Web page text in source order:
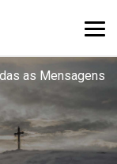
as Mensagens